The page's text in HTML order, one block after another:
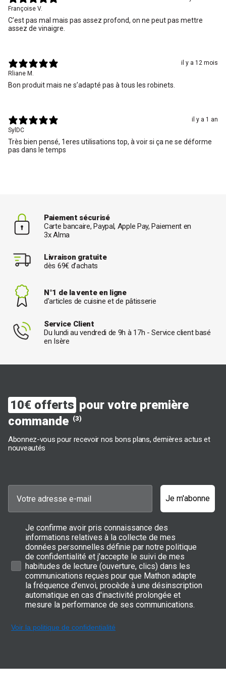
Françoise V.
C’est pas mal mais pas assez profond, on ne peut pas mettre
assez de vinaigre.
il y a 12 mois
Rliane M.
Bon produit mais ne s’adapté pas à tous les robinets.
il y a 1 an
SylDC
Très bien pensé, 1eres utilisations top, à voir si ça ne se déforme
pas dans le temps
Paiement sécurisé
Carte bancaire, Paypal, Apple Pay, Paiement en
3x Alma
Livraison gratuite
dès 69€ d’achats
N°1 de la vente en ligne
d'articles de cuisine et de pâtisserie
Service Client
Du lundi au vendredi de 9h à 17h - Service client basé
en Isère
10€ offerts pour votre première
commande (3)
Abonnez-vous pour recevoir nos bons plans, dernières actus et
nouveautés
Je m'abonne
Je confirme avoir pris connaissance des
informations relatives à la collecte de mes
données personnelles définie par notre politique
de confidentialité et j’accepte le suivi de mes
habitudes de lecture (ouverture, clics) dans les
communications reçues pour que Mathon adapte
la fréquence d'envoi, procède à une désinscription
automatique en cas d'inactivité prolongée et
mesure la performance de ses communications.
Voir la politique de confidentialité